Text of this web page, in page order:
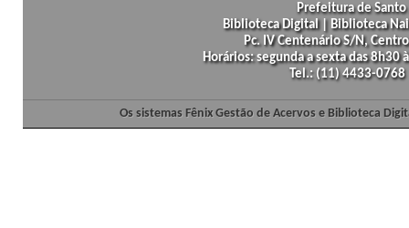
Prefeitura de
Biblioteca Digital | Biblioteca
Pc. IV Centenário S/N,
Horários: segunda a sexta das
Tel.: (11) 4433-
Os sistemas Fênix Gestão de Acervos e Biblioteca